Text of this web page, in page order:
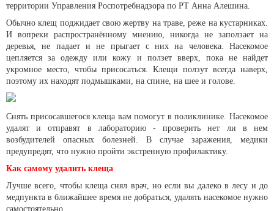
территории Управления Роспотребнадзора по РТ Анна Алешина.
Обычно клещ поджидает свою жертву на траве, реже на кустарниках.
И вопреки распространённому мнению, никогда не заползает на
деревья, не падает и не прыгает с них на человека. Насекомое
цепляется за одежду или кожу и ползет вверх, пока не найдет
укромное место, чтобы присосаться. Клещи ползут всегда наверх,
поэтому их находят подмышками, на спине, на шее и голове.
Снять присосавшегося клеща вам помогут в поликлинике. Насекомое
удалят и отправят в лабораторию - проверить нет ли в нем
возбудителей опасных болезней. В случае заражения, медики
предупредят, что нужно пройти экстренную профилактику.
Как самому удалить клеща
Лучше всего, чтобы клеща снял врач, но если вы далеко в лесу и до
медпункта в ближайшее время не добраться, удалять насекомое нужно
самостоятельно.